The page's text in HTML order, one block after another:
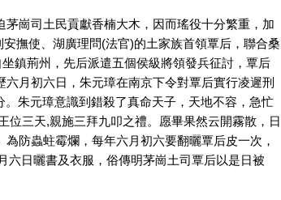
崗司土民貢獻香楠大木，因而瑤役十分繁重，加
撫使、湖廣理問(法官)的土家族首領覃后，聯合桑
鎮荊州，先后派遣五個侯級將領發兵征討，覃后
月初六日，朱元璋在南京下令對覃后實行凌遲刑
朱元璋意識到錯殺了真命天子，天地不容，急忙
位三天,親施三拜九叩之禮。愿畢果然云開霧散，日
防蟲蛀霉爛，每年六月初六要翻曬覃后皮一次，
六日曬書及衣服，俗傳明茅崗土司覃后以是日被